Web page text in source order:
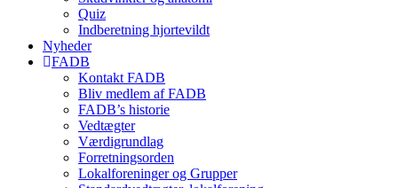
Quiz
Indberetning hjortevildt
Nyheder
FADB
Kontakt FADB
Bliv medlem af FADB
FADB’s historie
Vedtægter
Værdigrundlag
Forretningsorden
Lokalforeninger og Grupper